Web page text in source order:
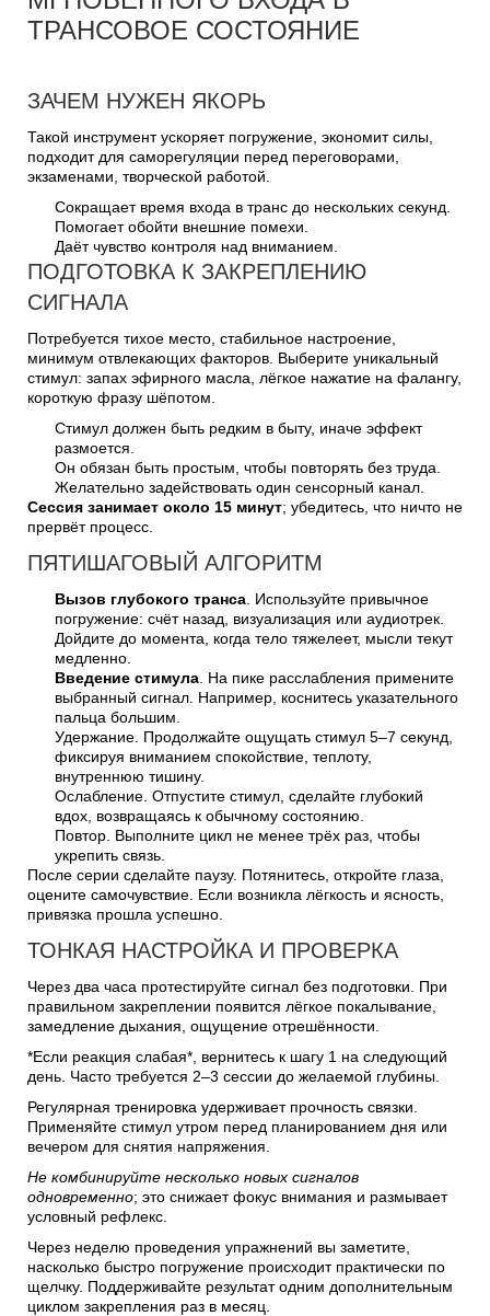
ТРАНСОВОЕ СОСТОЯНИЕ
ЗАЧЕМ НУЖЕН ЯКОРЬ
Такой инструмент ускоряет погружение, экономит силы,
подходит для саморегуляции перед переговорами,
экзаменами, творческой работой.
Сокращает время входа в транс до нескольких секунд.
Помогает обойти внешние помехи.
Даёт чувство контроля над вниманием.
ПОДГОТОВКА К ЗАКРЕПЛЕНИЮ
СИГНАЛА
Потребуется тихое место, стабильное настроение,
минимум отвлекающих факторов. Выберите уникальный
стимул: запах эфирного масла, лёгкое нажатие на фалангу,
короткую фразу шёпотом.
Стимул должен быть редким в быту, иначе эффект
размоется.
Он обязан быть простым, чтобы повторять без труда.
Желательно задействовать один сенсорный канал.
Сессия занимает около 15 минут; убедитесь, что ничто не
прервёт процесс.
ПЯТИШАГОВЫЙ АЛГОРИТМ
Вызов глубокого транса . Используйте привычное
погружение: счёт назад, визуализация или аудиотрек.
Дойдите до момента, когда тело тяжелеет, мысли текут
медленно.
Введение стимула . На пике расслабления примените
выбранный сигнал. Например, коснитесь указательного
пальца большим.
Удержание. Продолжайте ощущать стимул 5–7 секунд,
фиксируя вниманием спокойствие, теплоту,
внутреннюю тишину.
Ослабление. Отпустите стимул, сделайте глубокий
вдох, возвращаясь к обычному состоянию.
Повтор. Выполните цикл не менее трёх раз, чтобы
укрепить связь.
После серии сделайте паузу. Потянитесь, откройте глаза,
оцените самочувствие. Если возникла лёгкость и ясность,
привязка прошла успешно.
ТОНКАЯ НАСТРОЙКА И ПРОВЕРКА
Через два часа протестируйте сигнал без подготовки. При
правильном закреплении появится лёгкое покалывание,
замедление дыхания, ощущение отрешённости.
*Если реакция слабая*, вернитесь к шагу 1 на следующий
день. Часто требуется 2–3 сессии до желаемой глубины.
Регулярная тренировка удерживает прочность связки.
Применяйте стимул утром перед планированием дня или
вечером для снятия напряжения.
Не комбинируйте несколько новых сигналов
одновременно; это снижает фокус внимания и размывает
условный рефлекс.
Через неделю проведения упражнений вы заметите,
насколько быстро погружение происходит практически по
щелчку. Поддерживайте результат одним дополнительным
циклом закрепления раз в месяц.